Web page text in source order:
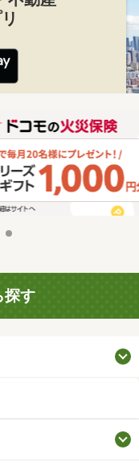
探す